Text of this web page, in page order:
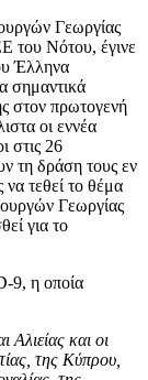
Γεωργίας
του Νότου, έγινε
Έλληνα
σημαντικά
στον πρωτογενή
οι εννέα
στις 26
τη δράση τους εν
τεθεί το θέμα
Γεωργίας
για το
9, η οποία
Αλιείας και οι
της Κύπρου,